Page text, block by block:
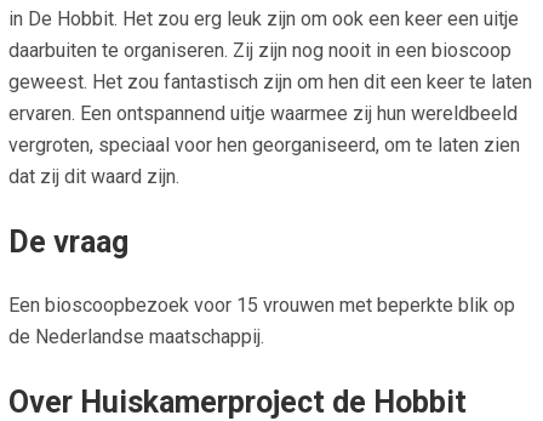
in De Hobbit. Het zou erg leuk zijn om ook een keer een uitje
daarbuiten te organiseren. Zij zijn nog nooit in een bioscoop
geweest. Het zou fantastisch zijn om hen dit een keer te laten
ervaren. Een ontspannend uitje waarmee zij hun wereldbeeld
vergroten, speciaal voor hen georganiseerd, om te laten zien
dat zij dit waard zijn.
De vraag
Een bioscoopbezoek voor 15 vrouwen met beperkte blik op
de Nederlandse maatschappij.
Over Huiskamerproject de Hobbit